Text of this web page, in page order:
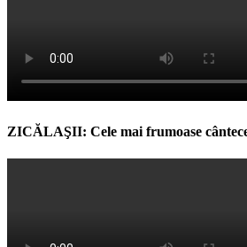
ZICĂLAŞII: Cele mai frumoase